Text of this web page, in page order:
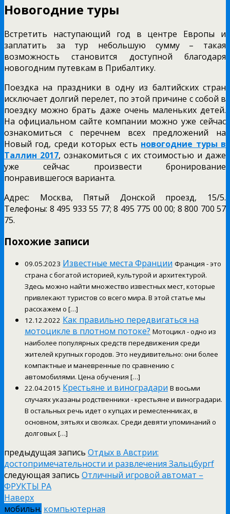
Новогодние туры
Встретить наступающий год в центре Европы и
заплатить за тур небольшую сумму – такая
возможность становится доступной благодаря
новогодним путевкам в Прибалтику.
Поездка на праздники в одну из балтийских стран
исключает долгий перелет, по этой причине с собой в
поездку можно брать даже очень маленьких детей.
На официальном сайте компании можно уже сейчас
ознакомиться с перечнем всех предложений на
Новый год, среди которых есть новогодние туры в
Таллин 2017, ознакомиться с их стоимостью и даже
уже сейчас произвести бронирование
понравившегося варианта.
Адрес: Москва, Пятый Донской проезд, 15/5.
Телефоны: 8 495 933 55 77; 8 495 775 00 00; 8 800 700 57
75.
Похожие записи
09.05.2023 Известные места Франции Франция - это
страна с богатой историей, культурой и архитектурой.
Здесь можно найти множество известных мест, которые
привлекают туристов со всего мира. В этой статье мы
расскажем о […]
12.12.2022 Как правильно передвигаться на
мотоцикле в плотном потоке? Мотоцикл - одно из
наиболее популярных средств передвижения среди
жителей крупных городов. Это неудивительно: они более
компактные и маневренные по сравнению с
автомобилями. Цена обучения […]
22.04.2015 Крестьяне и виноградари В восьми
случаях указаны родственники - крестьяне и виноградари.
В остальных речь идет о купцах и ремесленниках, в
основном, зятьях и свояках. Среди девяти упоминаний о
долговых […]
предыдущая запись Отдых в Австрии:
достопримечательности и развлечения Зальцбургf
следующая запись Отличный игровой автомат –
ФРУКТЫ РА
Наверх
мобильн. компьютерная